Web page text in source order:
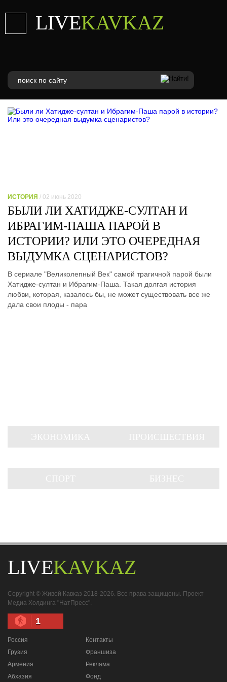
LIVEKAVKAZ
ИСТОРИЯ / 02 июнь 2020
БЫЛИ ЛИ ХАТИДЖЕ-СУЛТАН И
ИБРАГИМ-ПАША ПАРОЙ В
ИСТОРИИ? ИЛИ ЭТО ОЧЕРЕДНАЯ
ВЫДУМКА СЦЕНАРИСТОВ?
В сериале "Великолепный Век" самой трагичной парой были
Хатидже-султан и Ибрагим-Паша. Такая долгая история
любви, которая, казалось бы, не может существовать все же
дала свои плоды - пара
LIVEKAVKAZ
Copyright © Живой Кавказ 2018-2026. Все права защищены. Проект
Медиа Холдинга "НатПресс".
1
Россия
Грузия
Армения
Абхазия
Контакты
Франшиза
Реклама
Фонд